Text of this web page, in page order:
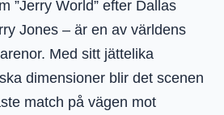
”Jerry World” efter Dallas
Jones – är en av världens
Med sitt jättelika
dimensioner blir det scenen
match på vägen mot